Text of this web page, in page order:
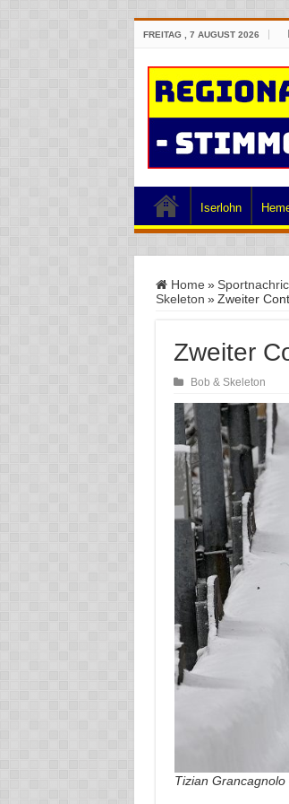
FREITAG , 7 AUGUST 2026
Iserlohn
Home »
Skeleton » Zweiter
Zweiter
Bob & Skeleton
Tizian